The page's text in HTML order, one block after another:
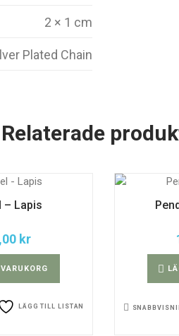
2 × 1 cm
Plated Chain
Relaterade
– Lapis
kr
LÄGG TILL LISTAN